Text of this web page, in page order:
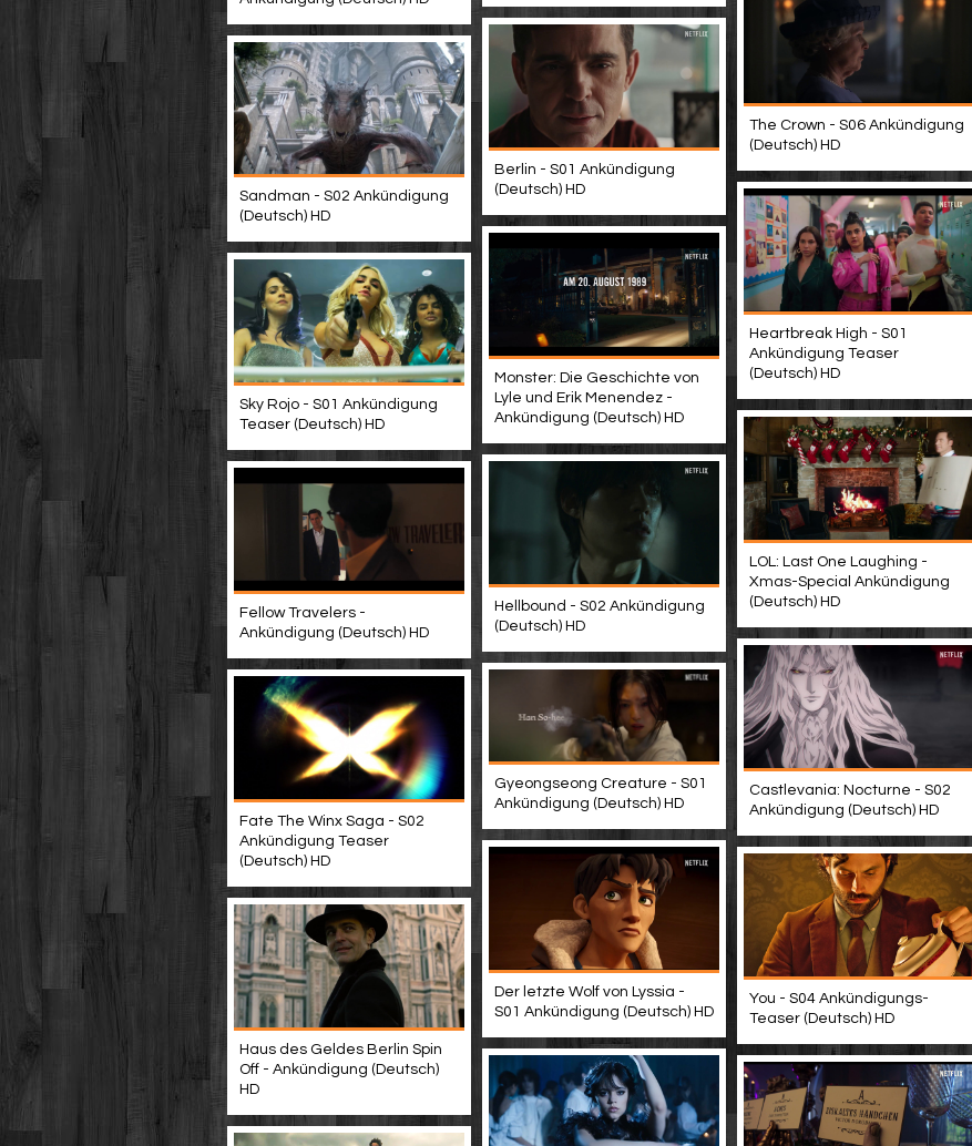
The Crown - S06 Ankündigung
(Deutsch) HD
Berlin - S01 Ankündigung
(Deutsch) HD
Sandman - S02 Ankündigung
(Deutsch) HD
Heartbreak High - S01
Ankündigung Teaser
(Deutsch) HD
Monster: Die Geschichte von
Lyle und Erik Menendez -
Ankündigung (Deutsch) HD
Sky Rojo - S01 Ankündigung
Teaser (Deutsch) HD
LOL: Last One Laughing -
Xmas-Special Ankündigung
(Deutsch) HD
Hellbound - S02 Ankündigung
(Deutsch) HD
Fellow Travelers -
Ankündigung (Deutsch) HD
Castlevania: Nocturne - S02
Ankündigung (Deutsch) HD
Gyeongseong Creature - S01
Ankündigung (Deutsch) HD
Fate The Winx Saga - S02
Ankündigung Teaser
(Deutsch) HD
Der letzte Wolf von Lyssia -
S01 Ankündigung (Deutsch) HD
You - S04 Ankündigungs-
Teaser (Deutsch) HD
Haus des Geldes Berlin Spin
Off - Ankündigung (Deutsch)
HD